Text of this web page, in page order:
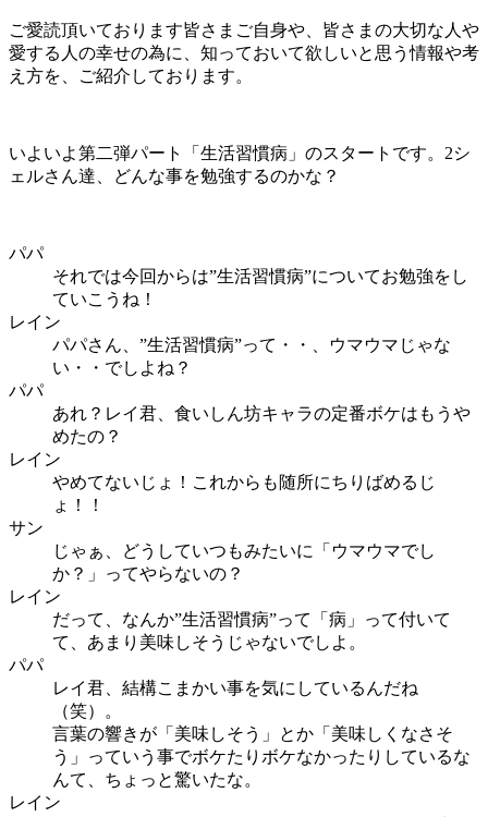
ご愛読頂いております皆さまご自身や、皆さまの大切な人や
愛する人の幸せの為に、知っておいて欲しいと思う情報や考
え方を、ご紹介しております。
いよいよ第二弾パート「生活習慣病」のスタートです。2シ
ェルさん達、どんな事を勉強するのかな？
パパ
それでは今回からは”生活習慣病”についてお勉強をし
ていこうね！
レイン
パパさん、”生活習慣病”って・・、ウマウマじゃな
い・・でしよね？
パパ
あれ？レイ君、食いしん坊キャラの定番ボケはもうや
めたの？
レイン
やめてないじょ！これからも随所にちりばめるじ
ょ！！
サン
じゃぁ、どうしていつもみたいに「ウマウマでし
か？」ってやらないの？
レイン
だって、なんか”生活習慣病”って「病」って付いて
て、あまり美味しそうじゃないでしよ。
パパ
レイ君、結構こまかい事を気にしているんだね
（笑）。
言葉の響きが「美味しそう」とか「美味しくなさそ
う」っていう事でボケたりボケなかったりしているな
んて、ちょっと驚いたな。
レイン